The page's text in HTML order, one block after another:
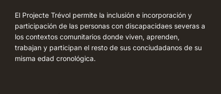
El Projecte Trévol permite la inclusión e incorporación y
participación de las personas con discapacidaes severas a
los contextos comunitarios donde viven, aprenden,
trabajan y participan el resto de sus conciudadanos de su
misma edad cronológica.